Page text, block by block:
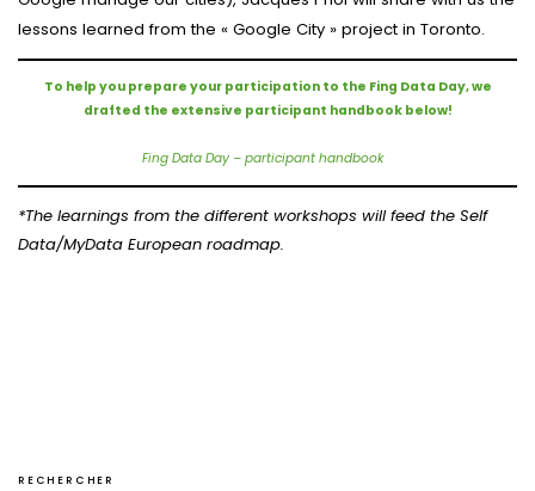
lessons learned from the « Google City » project in Toronto.
To help you prepare your participation to the Fing Data Day, we
drafted the extensive participant handbook below!
Fing Data Day – participant handbook
*The learnings from the different workshops will feed the Self
Data/MyData European roadmap.
RECHERCHER